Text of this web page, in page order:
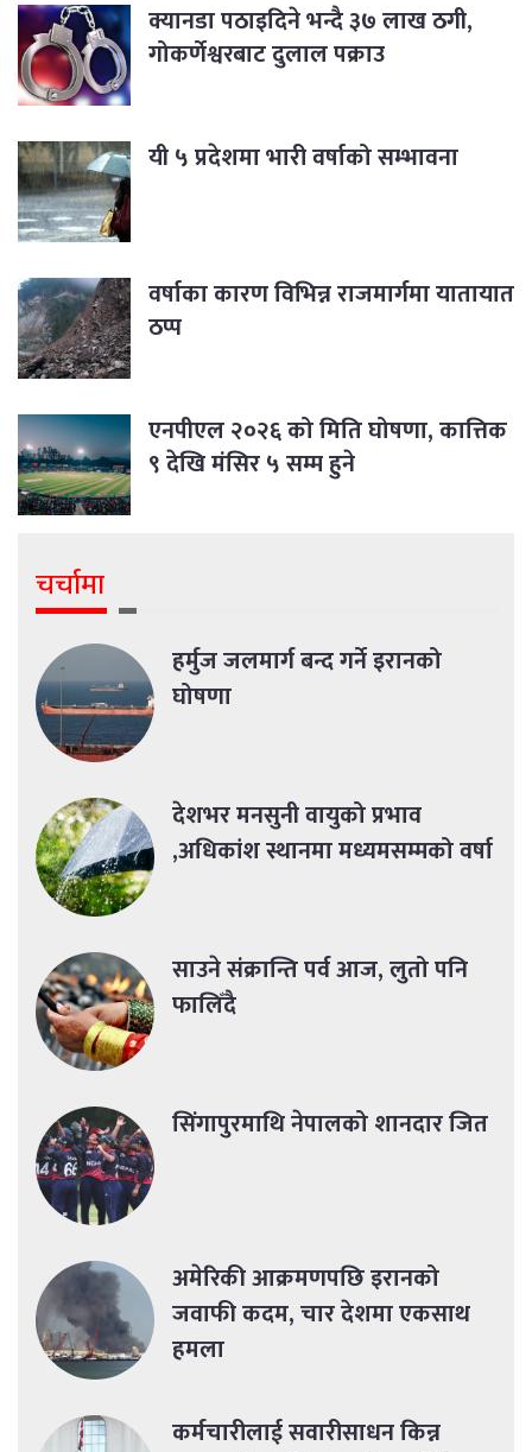
क्यानडा पठाइदिने भन्दै ३७ लाख ठगी,
गोकर्णेश्वरबाट दुलाल पक्राउ
यी ५ प्रदेशमा भारी वर्षाको सम्भावना
वर्षाका कारण विभिन्न राजमार्गमा यातायात
ठप्प
एनपीएल २०२६ को मिति घोषणा, कात्तिक
९ देखि मंसिर ५ सम्म हुने
चर्चामा
हर्मुज जलमार्ग बन्द गर्ने इरानको
घोषणा
देशभर मनसुनी वायुको प्रभाव
,अधिकांश स्थानमा मध्यमसम्मको वर्षा
साउने संक्रान्ति पर्व आज, लुतो पनि
फालिँदै
सिंगापुरमाथि नेपालको शानदार जित
अमेरिकी आक्रमणपछि इरानको
जवाफी कदम, चार देशमा एकसाथ
हमला
कर्मचारीलाई सवारीसाधन किन्न